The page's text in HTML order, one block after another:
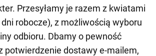
Przesyłamy je razem z kwiatami
robocze), z możliwością wyboru
odbioru. Dbamy o pewność
potwierdzenie dostawy e-mailem,